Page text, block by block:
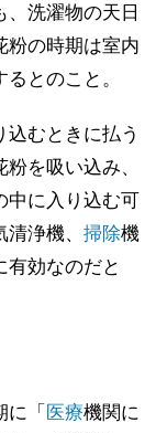
洗濯物の天日
粉の時期は室内
とのこと。
むときに払う
を吸い込み、
中に入り込む可
浄機、 掃除機
有効なのだと
「 医療機関に